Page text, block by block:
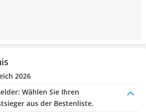
2026
Wählen Sie Ihren
aus der Bestenliste.